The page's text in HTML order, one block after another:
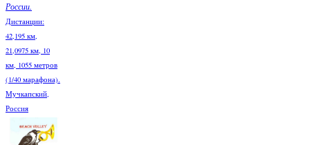
России.
Дистанции:
42,195 км,
21,0975 км, 10
км, 1055 метров
(1/40 марафона).
Мучкапский,
Россия